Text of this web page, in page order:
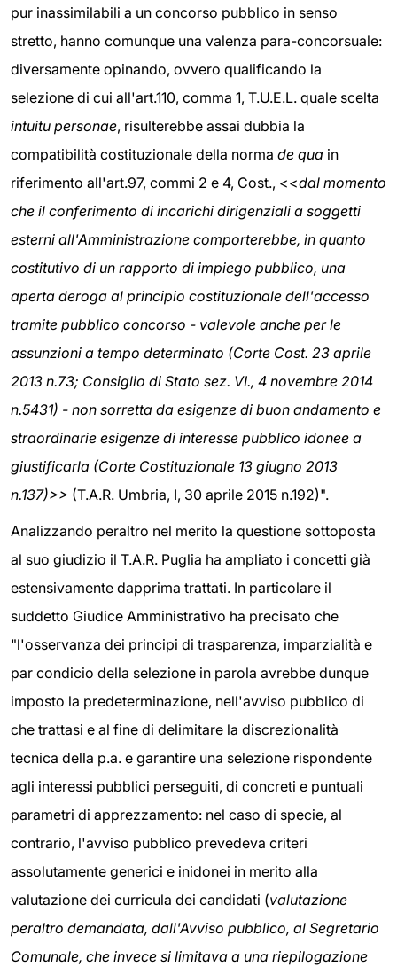
pur inassimilabili a un concorso pubblico in senso
stretto, hanno comunque una valenza para-concorsuale:
diversamente opinando, ovvero qualificando la
selezione di cui all'art.110, comma 1, T.U.E.L. quale scelta
intuitu personae, risulterebbe assai dubbia la
compatibilità costituzionale della norma de qua in
riferimento all'art.97, commi 2 e 4, Cost., <<dal momento
che il conferimento di incarichi dirigenziali a soggetti
esterni all'Amministrazione comporterebbe, in quanto
costitutivo di un rapporto di impiego pubblico, una
aperta deroga al principio costituzionale dell'accesso
tramite pubblico concorso - valevole anche per le
assunzioni a tempo determinato (Corte Cost. 23 aprile
2013 n.73; Consiglio di Stato sez. VI., 4 novembre 2014
n.5431) - non sorretta da esigenze di buon andamento e
straordinarie esigenze di interesse pubblico idonee a
giustificarla (Corte Costituzionale 13 giugno 2013
n.137)>> (T.A.R. Umbria, I, 30 aprile 2015 n.192)".
Analizzando peraltro nel merito la questione sottoposta
al suo giudizio il T.A.R. Puglia ha ampliato i concetti già
estensivamente dapprima trattati. In particolare il
suddetto Giudice Amministrativo ha precisato che
"l'osservanza dei principi di trasparenza, imparzialità e
par condicio della selezione in parola avrebbe dunque
imposto la predeterminazione, nell'avviso pubblico di
che trattasi e al fine di delimitare la discrezionalità
tecnica della p.a. e garantire una selezione rispondente
agli interessi pubblici perseguiti, di concreti e puntuali
parametri di apprezzamento: nel caso di specie, al
contrario, l'avviso pubblico prevedeva criteri
assolutamente generici e inidonei in merito alla
valutazione dei curricula dei candidati (valutazione
peraltro demandata, dall'Avviso pubblico, al Segretario
Comunale, che invece si limitava a una riepilogazione